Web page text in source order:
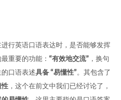
行英语口语表达时，是否能够发挥
重要的功能： “有效地交流” ，换句
口语表述具备 “易懂性”。其包含了
性 ，这个在前文中我们已经讨论了，